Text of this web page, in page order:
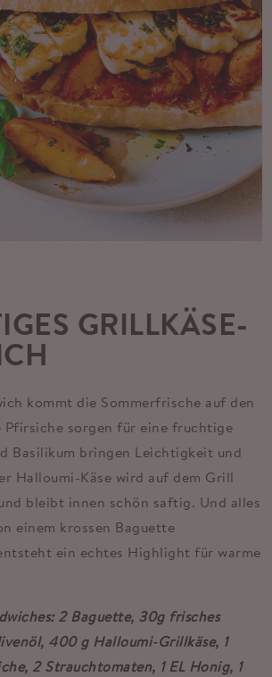
GRILLKÄSE-
kommt die Sommerfrische auf den
sorgen für eine fruchtige
Basilikum bringen Leichtigkeit und
Halloumi-Käse wird auf dem Grill
bleibt innen schön saftig. Und alles
einem krossen Baguette
ein echtes Highlight für warme
2 Baguette, 30g frisches
400 g Halloumi-Grillkäse, 1
2 Strauchtomaten, 1 EL Honig, 1